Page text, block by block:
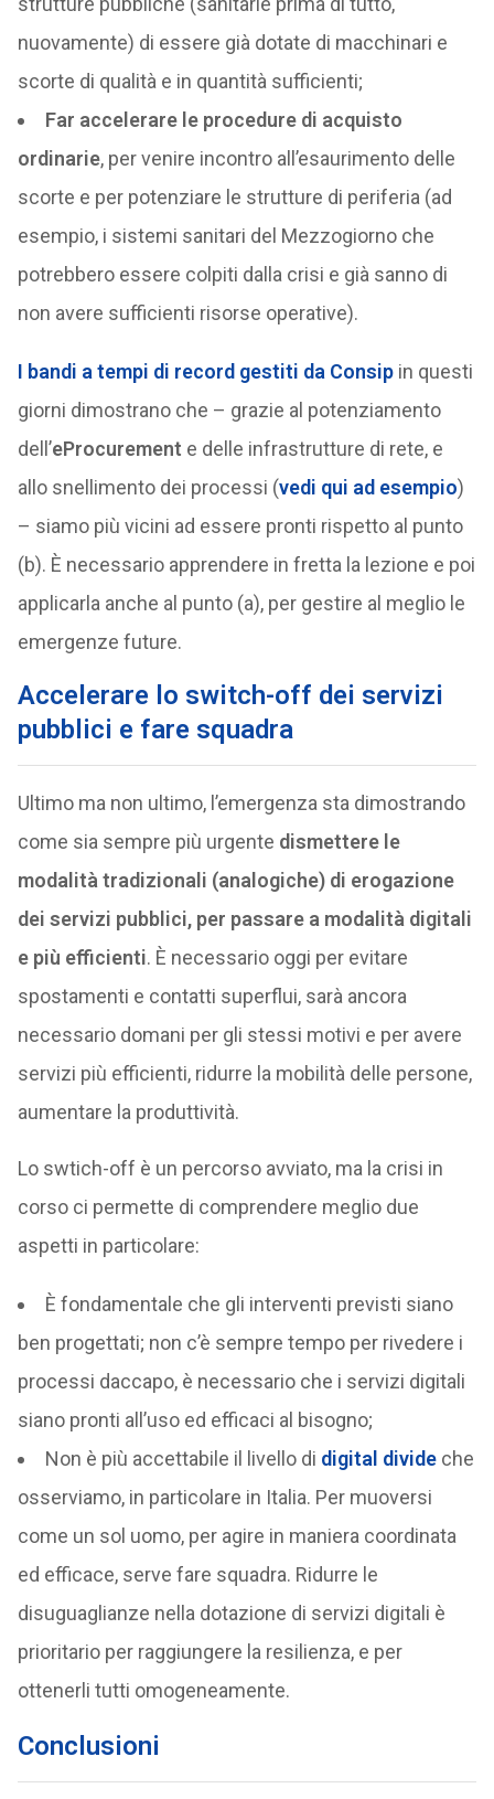
nuovamente) di essere già dotate di macchinari e
scorte di qualità e in quantità sufficienti;
Far accelerare le procedure di acquisto
ordinarie, per venire incontro all’esaurimento delle
scorte e per potenziare le strutture di periferia (ad
esempio, i sistemi sanitari del Mezzogiorno che
potrebbero essere colpiti dalla crisi e già sanno di
non avere sufficienti risorse operative).
I bandi a tempi di record gestiti da Consipin questi
giorni dimostrano che – grazie al potenziamento
dell’eProcurement e delle infrastrutture di rete, e
allo snellimento dei processi (vedi qui ad esempio)
– siamo più vicini ad essere pronti rispetto al punto
(b). È necessario apprendere in fretta la lezione e poi
applicarla anche al punto (a), per gestire al meglio le
emergenze future.
Accelerare lo switch-off dei servizi
pubblici e fare squadra
Ultimo ma non ultimo, l’emergenza sta dimostrando
come sia sempre più urgente dismettere le
modalità tradizionali (analogiche) di erogazione
dei servizi pubblici, per passare a modalità digitali
e più efficienti. È necessario oggi per evitare
spostamenti e contatti superflui, sarà ancora
necessario domani per gli stessi motivi e per avere
servizi più efficienti, ridurre la mobilità delle persone,
aumentare la produttività.
Lo swtich-off è un percorso avviato, ma la crisi in
corso ci permette di comprendere meglio due
aspetti in particolare:
È fondamentale che gli interventi previsti siano
ben progettati; non c’è sempre tempo per rivedere i
processi daccapo, è necessario che i servizi digitali
siano pronti all’uso ed efficaci al bisogno;
Non è più accettabile il livello di digital divideche
osserviamo, in particolare in Italia. Per muoversi
come un sol uomo, per agire in maniera coordinata
ed efficace, serve fare squadra. Ridurre le
disuguaglianze nella dotazione di servizi digitali è
prioritario per raggiungere la resilienza, e per
ottenerli tutti omogeneamente.
Conclusioni